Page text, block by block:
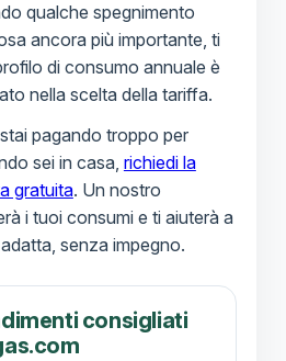
qualche spegnimento
ancora più importante, ti
di consumo annuale è
nella scelta della tariffa.
pagando troppo per
sei in casa, richiedi la
gratuita. Un nostro
i tuoi consumi e ti aiuterà a
senza impegno.
consigliati